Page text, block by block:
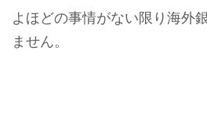
よほどの事情がない限り海外
ません。